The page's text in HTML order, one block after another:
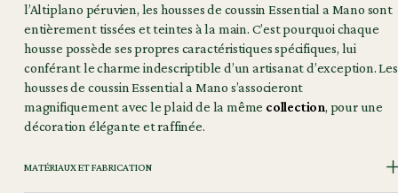
l’Altiplano péruvien, les housses de coussin Essential a Mano sont
entièrement tissées et teintes à la main. C’est pourquoi chaque
housse possède ses propres caractéristiques spécifiques, lui
conférant le charme indescriptible d’un artisanat d’exception. Les
housses de coussin Essential a Mano s’associeront
magnifiquement avec le plaid de la même collection, pour une
décoration élégante et raffinée.
MATÉRIAUX ET FABRICATION